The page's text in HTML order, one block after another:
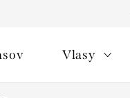
Vlasy